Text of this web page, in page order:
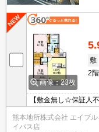
画像：23枚
敷
2階
【敷金無し☆保証人
☆ 浴室乾燥☆ オー
熊本地所株式会社 エイブ
イパス店